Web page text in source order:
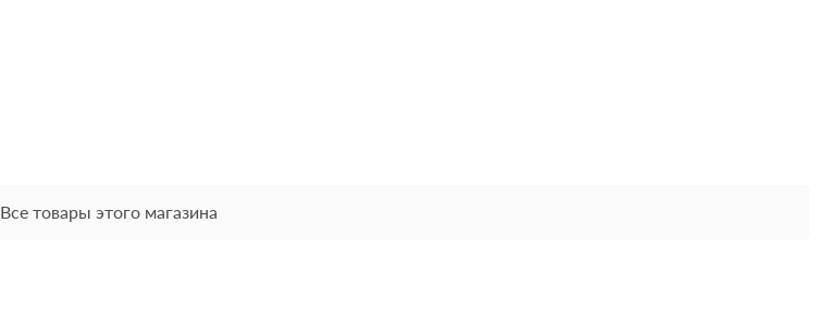
Все товары этого магазина